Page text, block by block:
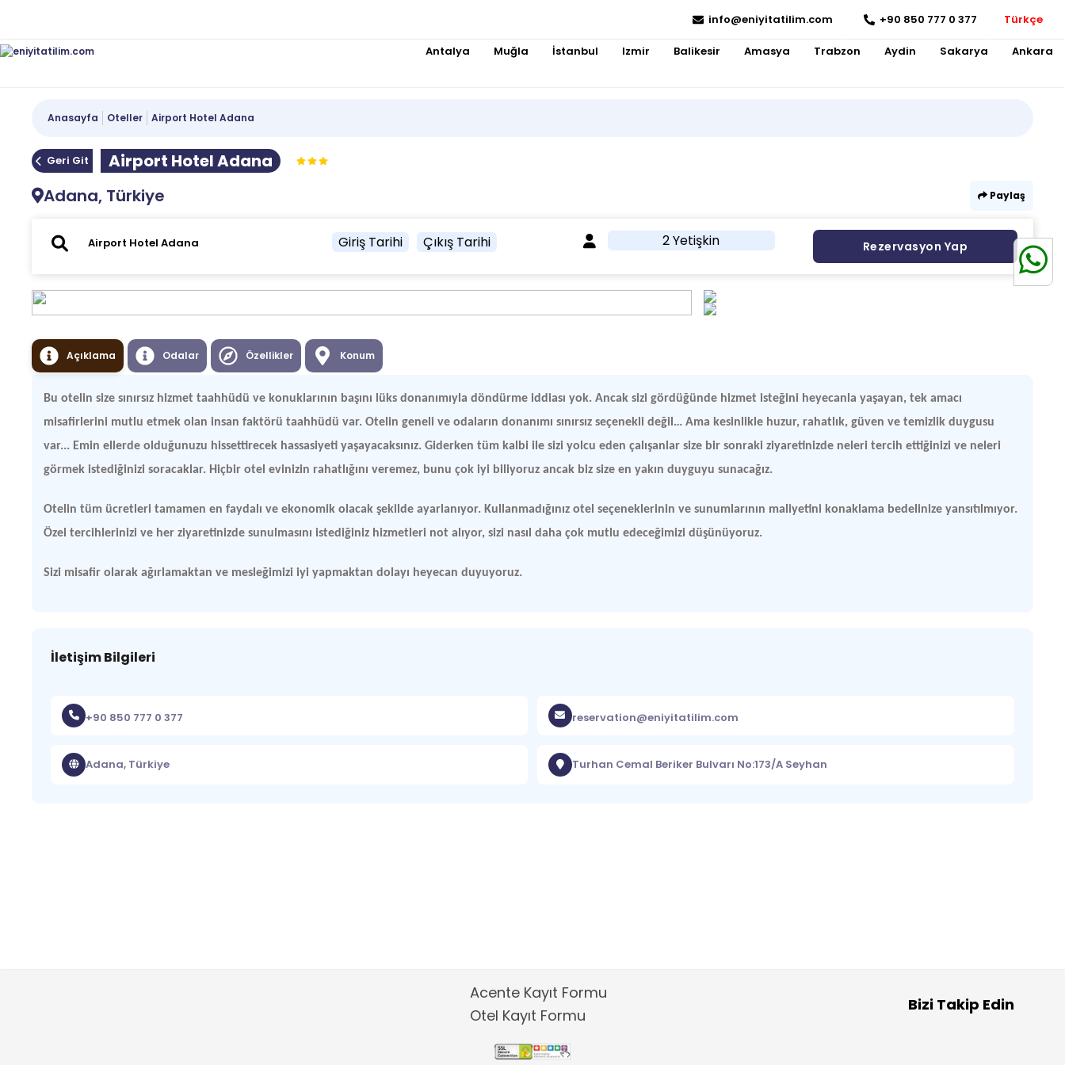
info@eniyitatilim.com +90 850 777 0 377 Türkçe
Antalya Muğla İstanbul Izmir Balikesir Amasya Trabzon Aydin Sakarya Ankara
Anasayfa Oteller Airport Hotel Adana
Geri Git
Airport Hotel Adana
Adana, Türkiye
Paylaş
Giriş Tarihi Çıkış Tarihi 2 Yetişkin Rezervasyon Yap
Açıklama Odalar Özellikler Konum
Bu otelin size sınırsız hizmet taahhüdü ve konuklarının başını lüks donanımıyla döndürme iddiası yok. Ancak sizi gördüğünde hizmet isteğini heyecanla yaşayan, tek amacı
misafirlerini mutlu etmek olan insan faktörü taahhüdü var. Otelin geneli ve odaların donanımı sınırsız seçenekli değil… Ama kesinlikle huzur, rahatlık, güven ve temizlik duygusu
var... Emin ellerde olduğunuzu hissettirecek hassasiyeti yaşayacaksınız. Giderken tüm kalbi ile sizi yolcu eden çalışanlar size bir sonraki ziyaretinizde neleri tercih ettiğinizi ve neleri
görmek istediğinizi soracaklar. Hiçbir otel evinizin rahatlığını veremez, bunu çok iyi biliyoruz ancak biz size en yakın duyguyu sunacağız.
Otelin tüm ücretleri tamamen en faydalı ve ekonomik olacak şekilde ayarlanıyor. Kullanmadığınız otel seçeneklerinin ve sunumlarının maliyetini konaklama bedelinize yansıtılmıyor.
Özel tercihlerinizi ve her ziyaretinizde sunulmasını istediğiniz hizmetleri not alıyor, sizi nasıl daha çok mutlu edeceğimizi düşünüyoruz.
Sizi misafir olarak ağırlamaktan ve mesleğimizi iyi yapmaktan dolayı heyecan duyuyoruz.
İletişim Bilgileri
+90 850 777 0 377 reservation@eniyitatilim.com
Adana, Türkiye Turhan Cemal Beriker Bulvarı No:173/A Seyhan
Acente Kayıt Formu
Otel Kayıt Formu
Bizi Takip Edin